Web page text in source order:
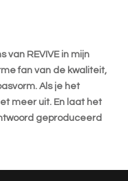
van REVIVE in mijn
fan van de kwaliteit,
Als je het
meer uit. En laat het
geproduceerd